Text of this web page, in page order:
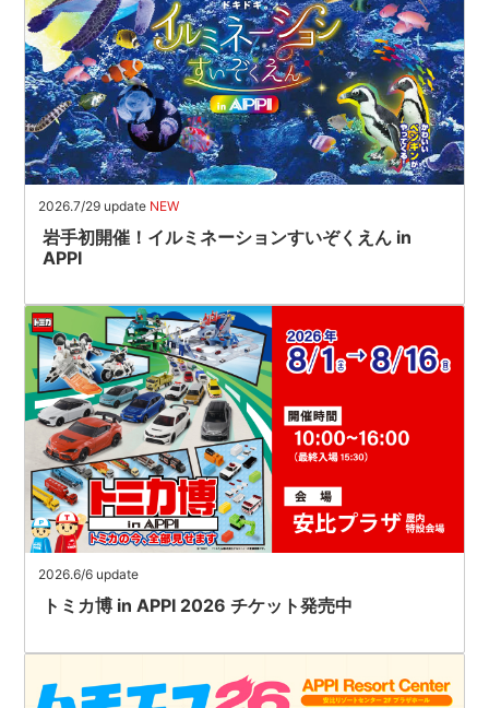
2026.7/29 update NEW
岩手初開催！イルミネーションすいぞくえん in
APPI
2026.6/6 update
トミカ博 in APPI 2026 チケット発売中